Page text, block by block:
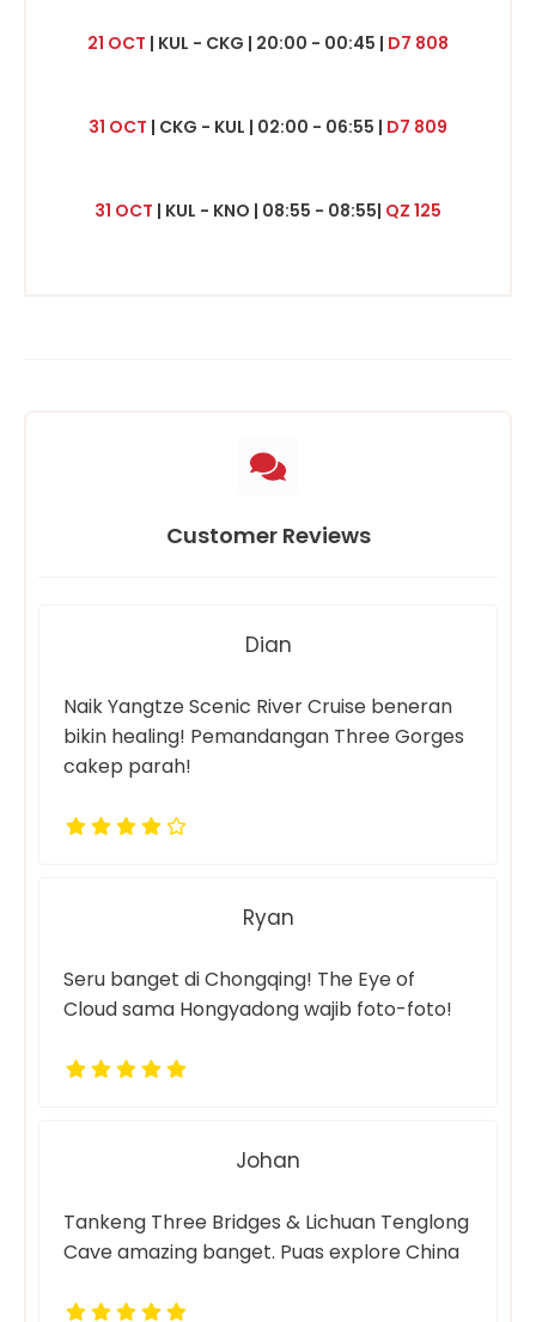
21 OCT | KUL - CKG | 20:00 - 00:45 | D7 808
31 OCT | CKG - KUL | 02:00 - 06:55 | D7 809
31 OCT | KUL - KNO | 08:55 - 08:55| QZ 125
Customer Reviews
Dian
Naik Yangtze Scenic River Cruise beneran
bikin healing! Pemandangan Three Gorges
cakep parah!
Ryan
Seru banget di Chongqing! The Eye of
Cloud sama Hongyadong wajib foto-foto!
Johan
Tankeng Three Bridges & Lichuan Tenglong
Cave amazing banget. Puas explore China